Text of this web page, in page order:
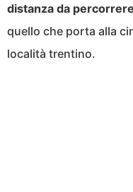
distanza da
quello che porta alla
località trentino.